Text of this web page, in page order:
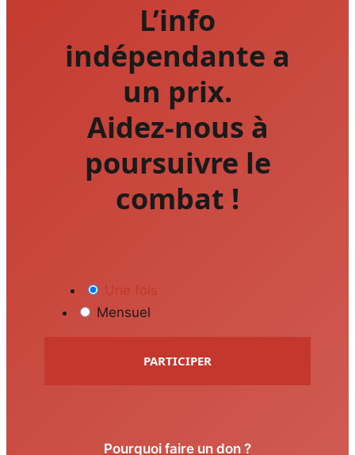
L’info
indépendante a
un prix.
Aidez-nous à
poursuivre le
combat !
Mensuel
PARTICIPER
Pourquoi faire un don ?